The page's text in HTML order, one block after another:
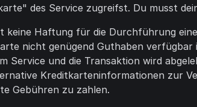
des Service zugreifst. Du musst
keine Haftung für die Durchführung
nicht genügend Guthaben
Service und die Transaktion wird
Kreditkarteninformationen zur
Gebühren zu zahlen.